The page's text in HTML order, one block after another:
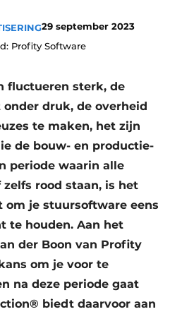
29 september 2023
Profity Software
fluctueren sterk, de
druk, de overheid
te maken, het zijn
de bouw- en productie-
periode waarin alle
rood staan, is het
om je stuursoftware eens
te houden. Aan het
der Boon van Profity
om je voor te
na deze periode gaat
biedt daarvoor aan